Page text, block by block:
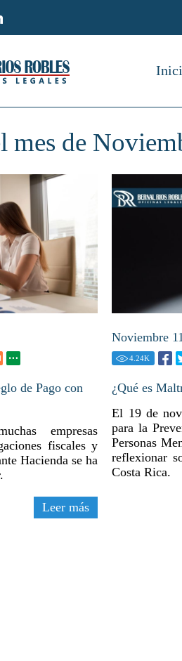
mes de
de Pago con
empresas
fiscales y
Hacienda se ha
Leer más
Noviembre
4.24K
¿Qué es
El 19 de
para la
Personas
reflexionar
Costa Rica.